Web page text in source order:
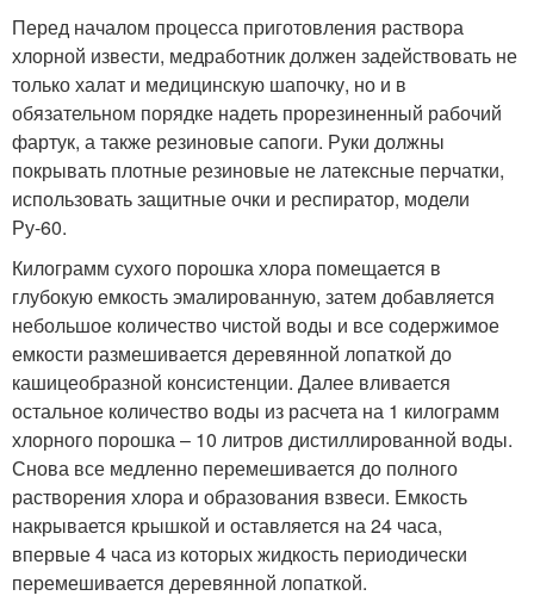
Перед началом процесса приготовления раствора
хлорной извести, медработник должен задействовать не
только халат и медицинскую шапочку, но и в
обязательном порядке надеть прорезиненный рабочий
фартук, а также резиновые сапоги. Руки должны
покрывать плотные резиновые не латексные перчатки,
использовать защитные очки и респиратор, модели
Ру-60.
Килограмм сухого порошка хлора помещается в
глубокую емкость эмалированную, затем добавляется
небольшое количество чистой воды и все содержимое
емкости размешивается деревянной лопаткой до
кашицеобразной консистенции. Далее вливается
остальное количество воды из расчета на 1 килограмм
хлорного порошка – 10 литров дистиллированной воды.
Снова все медленно перемешивается до полного
растворения хлора и образования взвеси. Емкость
накрывается крышкой и оставляется на 24 часа,
впервые 4 часа из которых жидкость периодически
перемешивается деревянной лопаткой.